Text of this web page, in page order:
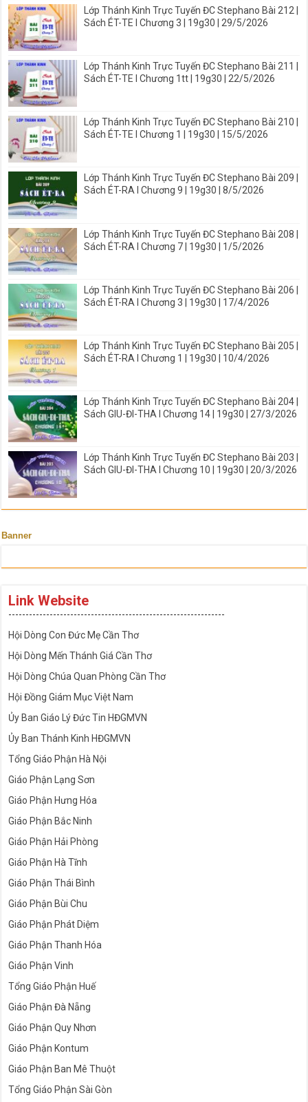
Lớp Thánh Kinh Trực Tuyến ĐC Stephano Bài 212 |
Sách ÉT-TE I Chương 3 | 19g30 | 29/5/2026
Lớp Thánh Kinh Trực Tuyến ĐC Stephano Bài 211 |
Sách ÉT-TE I Chương 1tt | 19g30 | 22/5/2026
Lớp Thánh Kinh Trực Tuyến ĐC Stephano Bài 210 |
Sách ÉT-TE I Chương 1 | 19g30 | 15/5/2026
Lớp Thánh Kinh Trực Tuyến ĐC Stephano Bài 209 |
Sách ÉT-RA I Chương 9 | 19g30 | 8/5/2026
Lớp Thánh Kinh Trực Tuyến ĐC Stephano Bài 208 |
Sách ÉT-RA I Chương 7 | 19g30 | 1/5/2026
Lớp Thánh Kinh Trực Tuyến ĐC Stephano Bài 206 |
Sách ÉT-RA I Chương 3 | 19g30 | 17/4/2026
Lớp Thánh Kinh Trực Tuyến ĐC Stephano Bài 205 |
Sách ÉT-RA I Chương 1 | 19g30 | 10/4/2026
Lớp Thánh Kinh Trực Tuyến ĐC Stephano Bài 204 |
Sách GIU-ĐI-THA I Chương 14 | 19g30 | 27/3/2026
Lớp Thánh Kinh Trực Tuyến ĐC Stephano Bài 203 |
Sách GIU-ĐI-THA I Chương 10 | 19g30 | 20/3/2026
Banner
Link Website
---------------------------------------------------------------
Hội Dòng Con Đức Mẹ Cần Thơ
Hội Dòng Mến Thánh Giá Cần Thơ
Hội Dòng Chúa Quan Phòng Cần Thơ
Hội Đồng Giám Mục Việt Nam
Ủy Ban Giáo Lý Đức Tin HĐGMVN
Ủy Ban Thánh Kinh HĐGMVN
Tổng Giáo Phận Hà Nội
Giáo Phận Lạng Sơn
Giáo Phận Hưng Hóa
Giáo Phận Bắc Ninh
Giáo Phận Hải Phòng
Giáo Phận Hà Tĩnh
Giáo Phận Thái Bình
Giáo Phận Bùi Chu
Giáo Phận Phát Diệm
Giáo Phận Thanh Hóa
Giáo Phận Vinh
Tổng Giáo Phận Huế
Giáo Phận Đà Nẵng
Giáo Phận Quy Nhơn
Giáo Phận Kontum
Giáo Phận Ban Mê Thuột
Tổng Giáo Phận Sài Gòn